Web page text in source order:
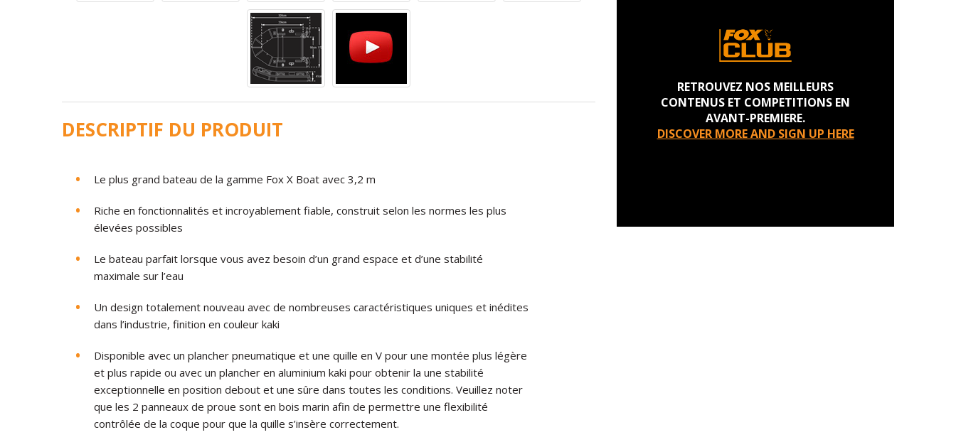
DESCRIPTIF DU PRODUIT
Le plus grand bateau de la gamme Fox X Boat avec 3,2 m
Riche en fonctionnalités et incroyablement fiable, construit selon les normes les plus
élevées possibles
Le bateau parfait lorsque vous avez besoin d’un grand espace et d’une stabilité
maximale sur l’eau
Un design totalement nouveau avec de nombreuses caractéristiques uniques et inédites
dans l’industrie, finition en couleur kaki
Disponible avec un plancher pneumatique et une quille en V pour une montée plus légère
et plus rapide ou avec un plancher en aluminium kaki pour obtenir la une stabilité
exceptionnelle en position debout et une sûre dans toutes les conditions. Veuillez noter
que les 2 panneaux de proue sont en bois marin afin de permettre une flexibilité
contrôlée de la coque pour que la quille s’insère correctement.
RETROUVEZ NOS MEILLEURS
CONTENUS ET COMPETITIONS EN
AVANT-PREMIERE.
DISCOVER MORE AND SIGN UP HERE